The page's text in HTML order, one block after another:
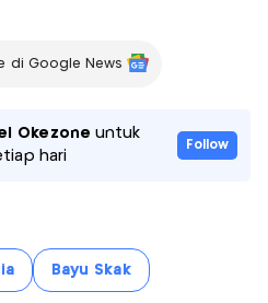
di Google News
Okezone untuk
hari
Follow
Bayu Skak